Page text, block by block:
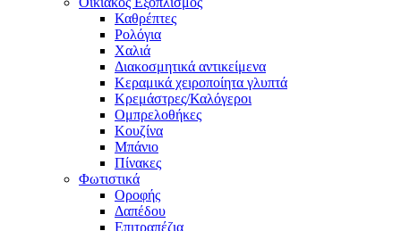
Καθρέπτες
Ρολόγια
Χαλιά
Διακοσμητικά αντικείμενα
Κεραμικά χειροποίητα γλυπτά
Κρεμάστρες/Καλόγεροι
Ομπρελοθήκες
Κουζίνα
Μπάνιο
Πίνακες
Φωτιστικά
Οροφής
Δαπέδου
Επιτραπέζια